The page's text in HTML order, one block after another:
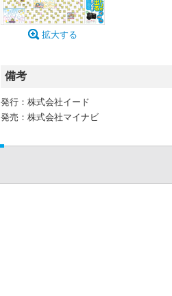
拡大する
備考
発行：株式会社イード
発売：株式会社マイナビ